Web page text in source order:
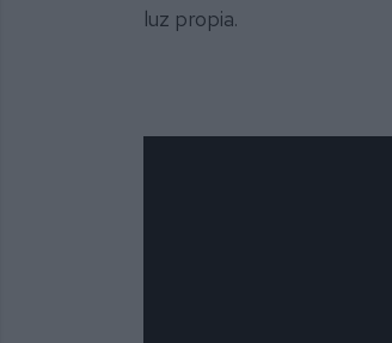
luz propia.